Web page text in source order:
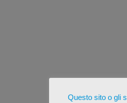
Questo sito o gli